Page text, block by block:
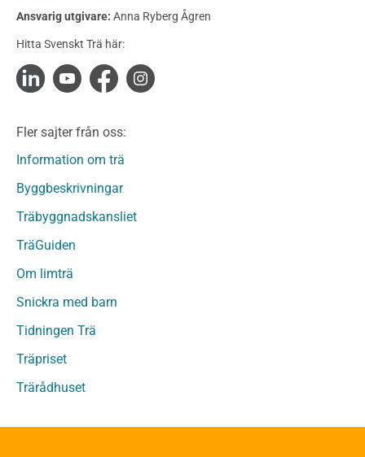
Konstruktionsvirke Behandlat
Konstruktionsvirke Fingerskarvat
Konstruktionsvirke Fingerskarvat Obehandlat
Limträ
Fanerträ
Fanerträ Obehandlat
Träpanel och Utvändig beklädnad Behandlat
Träpanel och utvändig beklädnad Obehandlat
Trägolv
Sågat virke
Sågat virke Behandlat
Övriga träprodukter
Övrigt byggvirke
Underlagsspont
Ansvarig utgivare: Anna Ryberg Ågren
Hitta Svenskt Trä här:
Fler sajter från oss:
Information om trä
Byggbeskrivningar
Träbyggnadskansliet
TräGuiden
Om limträ
Snickra med barn
Tidningen Trä
Träpriset
Trärådhuset